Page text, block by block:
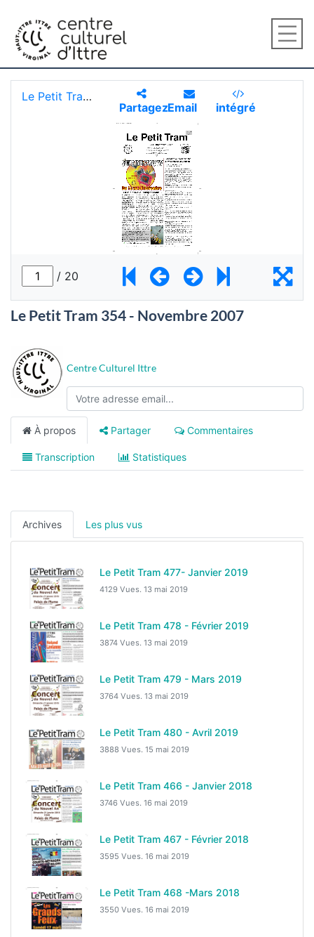
Le Petit Tram 354 - Novembre 2007
Centre Culturel Ittre
À propos Partager Commentaires
Transcription Statistiques
Archives Les plus vus
Le Petit Tram 477- Janvier 2019
4129 Vues. 13 mai 2019
Le Petit Tram 478 - Février 2019
3874 Vues. 13 mai 2019
Le Petit Tram 479 - Mars 2019
3764 Vues. 13 mai 2019
Le Petit Tram 480 - Avril 2019
3888 Vues. 15 mai 2019
Le Petit Tram 466 - Janvier 2018
3746 Vues. 16 mai 2019
Le Petit Tram 467 - Février 2018
3595 Vues. 16 mai 2019
Le Petit Tram 468 -Mars 2018
3550 Vues. 16 mai 2019